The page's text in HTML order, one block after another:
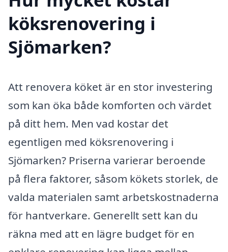
köksrenovering i
Sjömarken?
Att renovera köket är en stor investering
som kan öka både komforten och värdet
på ditt hem. Men vad kostar det
egentligen med köksrenovering i
Sjömarken? Priserna varierar beroende
på flera faktorer, såsom kökets storlek, de
valda materialen samt arbetskostnaderna
för hantverkare. Generellt sett kan du
räkna med att en lägre budget för en